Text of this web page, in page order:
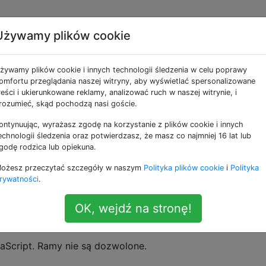
określony element z
stosu w :Удалить элемент из массива js
metody do dodawania do niej elementów.
określonego elementu z tablicy?
jak:
Ramy nie są dozwolone.
plików cookie
plików cookie i innych technologii śledzenia w celu poprawy
przeglądania naszej witryny, aby wyświetlać spersonalizowane
i ukierunkowane reklamy, analizować ruch w naszej witrynie, i
skąd pochodzą nasi goście.
wyrażasz zgodę na korzystanie z plików cookie i innych
śledzenia oraz potwierdzasz, że masz co najmniej 16 lat lub
rodzica lub opiekuna.
przeczytać szczegóły w naszym Polityka plików cookie i Polityka
.
OK, wejdź na stronę!